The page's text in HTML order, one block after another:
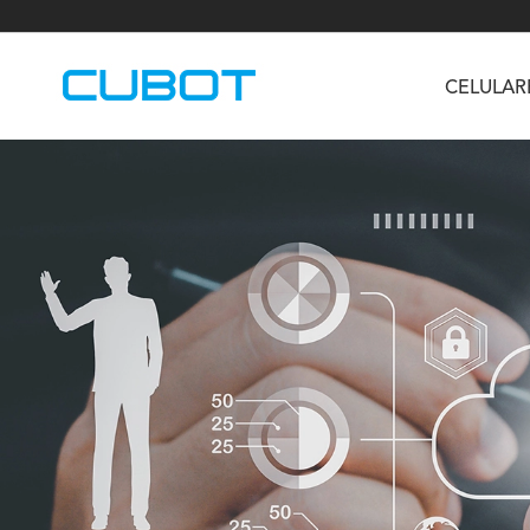
KINGKONG DURA KINGKONG E1
TAB KingKong S TAB KingKong MiNi
U2
Neo 1a